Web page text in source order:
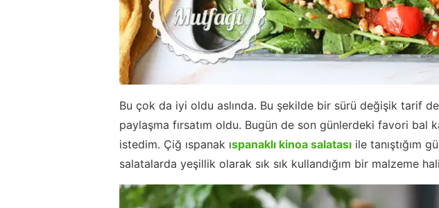
Bu çok da iyi oldu aslında. Bu şekilde bir sürü değişik tarif
paylaşma fırsatım oldu. Bugün de son günlerdeki favori bal
istedim. Çiğ ıspanak ıspanaklı kinoa salatası ile tanıştığım
salatalarda yeşillik olarak sık sık kullandığım bir malzeme